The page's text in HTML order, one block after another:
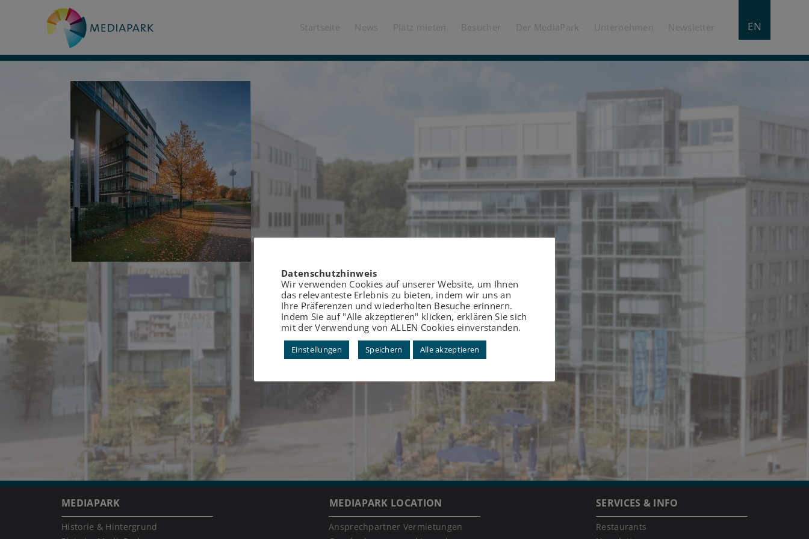
EN
Startseite News Platz mieten Besucher Der MediaPark Unternehmen Newsletter
MEDIAPARK
Historie & Hintergrund
MEDIAPARK LOCATION
Ansprechpartner Vermietungen
SERVICES & INFO
Restaurants
Datenschutzhinweis
Wir verwenden Cookies auf unserer Website, um Ihnen
das relevanteste Erlebnis zu bieten, indem wir uns an
Ihre Präferenzen und wiederholten Besuche erinnern.
Indem Sie auf "Alle akzeptieren" klicken, erklären Sie sich
mit der Verwendung von ALLEN Cookies einverstanden.
Einstellungen Speichern Alle akzeptieren